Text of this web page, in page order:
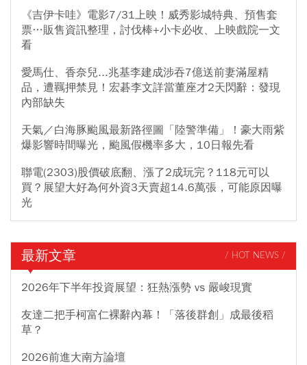
《吉伊卡哇》電影7/31上映！威秀影城特典、預售套
票…販售資訊整理，討伐棒+小卡必收、上映戲院一文
看
愛馬仕、香奈兒...兆基李建成涉吞7億送前妻滿屋精
品，遭羈押禁見！宏碁李文詳當董座才2天閃辭：發現
內部缺失
天氣／白海豚颱風最新路徑圖「陸警準備」！豪大雨紫
爆影響時間曝光，颱風假機率多大，10日報先看
聯電(2303)股價破底翻、漲了2成玩完？118元可以
買？展望大好為何外資3天賣超14.6萬張，可能原因曝
光
最新文章 / HOT NEWS /
2026年下半年投資展望：狂熱漲勢 vs 嚴峻現實
友達二把手柯富仁裸辭內幕！「落後群創」成最後稻
草？
2026前進大南方論壇